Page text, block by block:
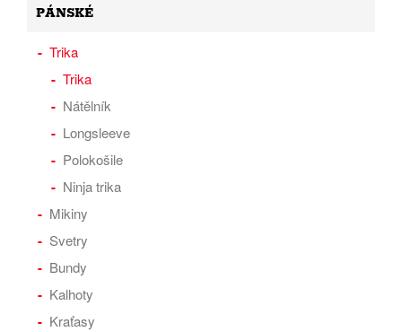
PÁNSKÉ
Trika
Trika
Nátělník
Longsleeve
Polokošile
Ninja trika
Mikiny
Svetry
Bundy
Kalhoty
Kraťasy